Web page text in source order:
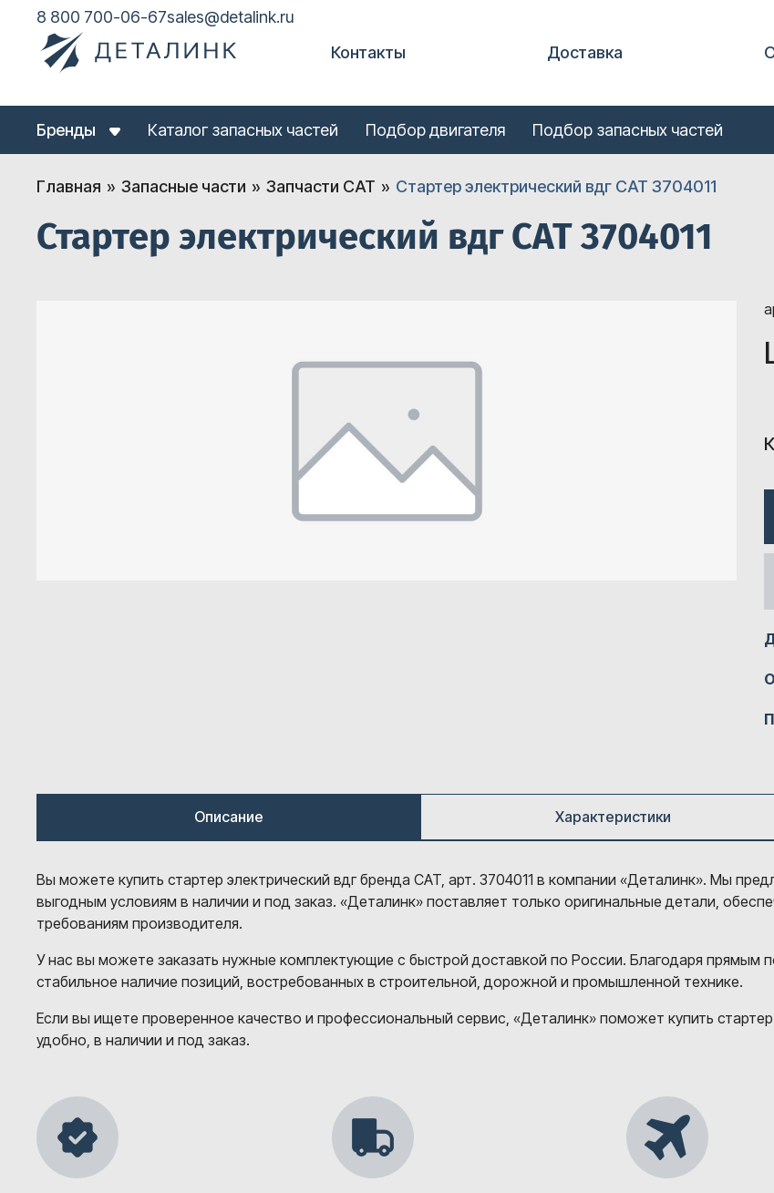
8 800 700-06-67sales@detalink.ru
Контакты
Доставка
Бренды Каталог запасных частей Подбор двигателя Подбор запасных частей
Главная Запасные части Запчасти CAT Стартер электрический вдг CAT 3704011
Стартер электрический вдг CAT 3704011
Описание Характеристики
Вы можете купить стартер электрический вдг бренда CAT, арт. 3704011 в компании «Деталинк». Мы
выгодным условиям в наличии и под заказ. «Деталинк» поставляет только оригинальные детали,
требованиям производителя.
У нас вы можете заказать нужные комплектующие с быстрой доставкой по России. Благодаря
стабильное наличие позиций, востребованных в строительной, дорожной и промышленной технике.
Если вы ищете проверенное качество и профессиональный сервис, «Деталинк» поможет купить стартер
удобно, в наличии и под заказ.